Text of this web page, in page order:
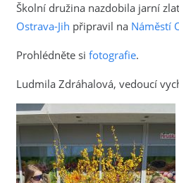
Školní družina nazdobila jarní
Ostrava-Jih připravil na Náměstí
Prohlédněte si fotografie.
Ludmila Zdráhalová, vedoucí